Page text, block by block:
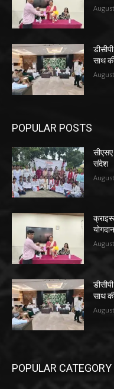
साथ
POPULAR POSTS
संदेश
साथ
POPULAR CATEGORY